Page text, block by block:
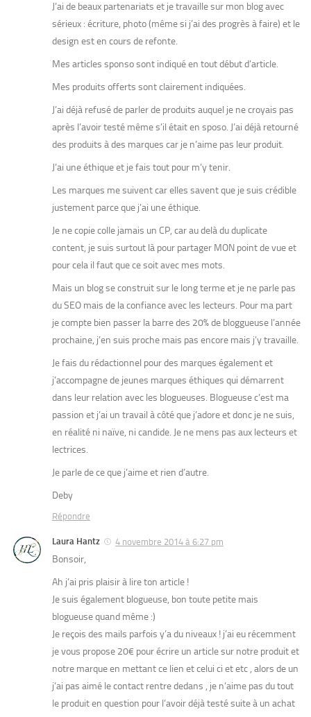
J’ai de beaux partenariats et je travaille sur mon blog avec
sérieux : écriture, photo (même si j’ai des progrès à faire) et le
design est en cours de refonte.
Mes articles sponso sont indiqué en tout début d’article.
Mes produits offerts sont clairement indiquées.
J’ai déjà refusé de parler de produits auquel je ne croyais pas
après l’avoir testé même s’il était en sposo. J’ai déjà retourné
des produits à des marques car je n’aime pas leur produit.
J’ai une éthique et je fais tout pour m’y tenir.
Les marques me suivent car elles savent que je suis crédible
justement parce que j’ai une éthique.
Je ne copie colle jamais un CP, car au delà du duplicate
content, je suis surtout là pour partager MON point de vue et
pour cela il faut que ce soit avec mes mots.
Mais un blog se construit sur le long terme et je ne parle pas
du SEO mais de la confiance avec les lecteurs. Pour ma part
je compte bien passer la barre des 20% de bloggueuse l’année
prochaine, j’en suis proche mais pas encore mais j’y travaille.
Je fais du rédactionnel pour des marques également et
j’accompagne de jeunes marques éthiques qui démarrent
dans leur relation avec les blogueuses. Blogueuse c’est ma
passion et j’ai un travail à côté que j’adore et donc je ne suis,
en réalité ni naïve, ni candide. Je ne mens pas aux lecteurs et
lectrices.
Je parle de ce que j’aime et rien d’autre.
Deby
Répondre
Laura Hantz 4 novembre 2014 à 6:27 pm
Bonsoir,
Ah j’ai pris plaisir à lire ton article !
Je suis également blogueuse, bon toute petite mais
blogueuse quand même :)
Je reçois des mails parfois y’a du niveaux ! j’ai eu récemment
je vous propose 20€ pour écrire un article sur notre produit et
notre marque en mettant ce lien et celui ci et etc , alors de un
j’ai pas aimé le contact rentre dedans , je n’aime pas du tout
le produit en question pour l’avoir déjà testé suite à un achat